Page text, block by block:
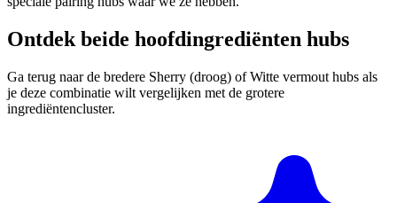
Ontdek beide hoofdingrediënten hubs
Ga terug naar de bredere Sherry (droog) of Witte vermout hubs als
je deze combinatie wilt vergelijken met de grotere
ingrediëntencluster.